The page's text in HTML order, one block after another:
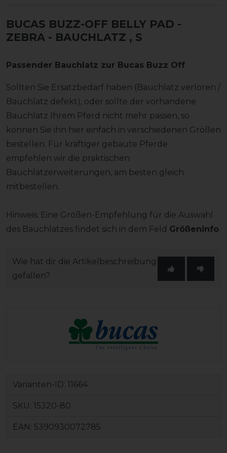
BUCAS BUZZ-OFF BELLY PAD -
ZEBRA - BAUCHLATZ , S
Passender Bauchlatz zur Bucas Buzz Off
Sollten Sie Ersatzbedarf haben (Bauchlatz verloren /
Bauchlatz defekt), oder sollte der vorhandene
Bauchlatz Ihrem Pferd nicht mehr passen, so
können Sie ihn hier einfach in verschiedenen Größen
bestellen. Für kräftiger gebaute Pferde
empfehlen wir die praktischen
Bauchlatzerweiterungen, am besten gleich
mitbestellen.
Hinweis: Eine Größen-Empfehlung für die Auswahl
des Bauchlatzes findet sich in dem Feld Größeninfo.
Wie hat dir die Artikelbeschreibung
gefallen?
Varianten-ID: 11664
SKU: 15320-80
EAN: 5390930072785